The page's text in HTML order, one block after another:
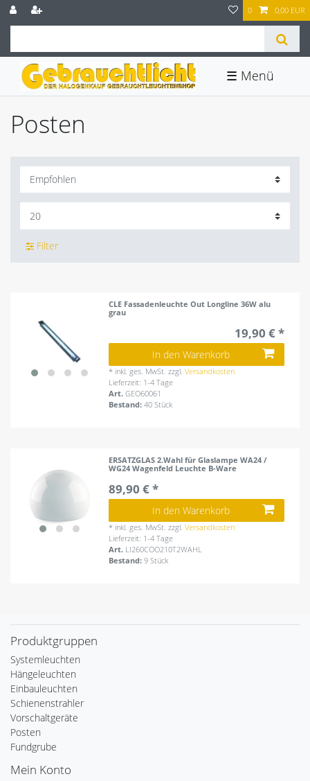
0 0,00 EUR
☰
Posten
Filter
CLE Fassadenleuchte Out Longline 36W alu
grau
19,90 € *
In den Warenkorb
* inkl. ges. MwSt. zzgl.Versandkosten
Lieferzeit: 1-4 Tage
Art.GEO60061
Bestand:40 Stück
ERSATZGLAS 2.Wahl für Glaslampe WA24 /
WG24 Wagenfeld Leuchte B-Ware
89,90 € *
In den Warenkorb
* inkl. ges. MwSt. zzgl.Versandkosten
Lieferzeit: 1-4 Tage
Art. LI260COO210T2WAHL
Bestand:9 Stück
Produktgruppen
Systemleuchten
Hängeleuchten
Einbauleuchten
Schienenstrahler
Vorschaltgeräte
Posten
Fundgrube
Mein Konto